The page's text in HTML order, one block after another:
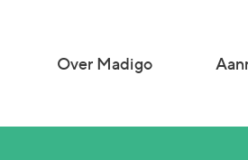
Over Madigo